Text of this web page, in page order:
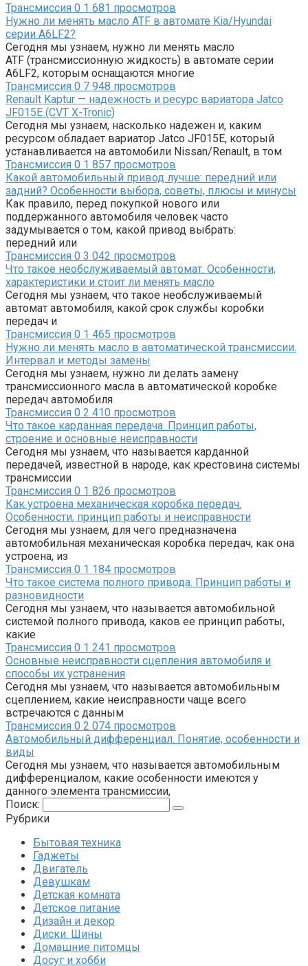
Трансмиссия 0 1 681 просмотров
Нужно ли менять масло ATF в автомате Kia/Hyundai
серии A6LF2?
Сегодня мы узнаем, нужно ли менять масло
ATF (трансмиссионную жидкость) в автомате серии
A6LF2, которым оснащаются многие
Трансмиссия 0 7 948 просмотров
Renault Kaptur — надежность и ресурс вариатора Jatco
JF015E (CVT X-Tronic)
Сегодня мы узнаем, насколько надежен и, каким
ресурсом обладает вариатор Jatco JF015E, который
устанавливается на автомобили Nissan/Renault, в том
Трансмиссия 0 1 857 просмотров
Какой автомобильный привод лучше: передний или
задний? Особенности выбора, советы, плюсы и минусы
Как правило, перед покупкой нового или
поддержанного автомобиля человек часто
задумывается о том, какой привод выбрать:
передний или
Трансмиссия 0 3 042 просмотров
Что такое необслуживаемый автомат. Особенности,
характеристики и стоит ли менять масло
Сегодня мы узнаем, что такое необслуживаемый
автомат автомобиля, какой срок службы коробки
передач и
Трансмиссия 0 1 465 просмотров
Нужно ли менять масло в автоматической трансмиссии.
Интервал и методы замены
Сегодня мы узнаем, нужно ли делать замену
трансмиссионного масла в автоматической коробке
передач автомобиля
Трансмиссия 0 2 410 просмотров
Что такое карданная передача. Принцип работы,
строение и основные неисправности
Сегодня мы узнаем, что называется карданной
передачей, известной в народе, как крестовина системы
трансмиссии
Трансмиссия 0 1 826 просмотров
Как устроена механическая коробка передач.
Особенности, принцип работы и неисправности
Сегодня мы узнаем, для чего предназначена
автомобильная механическая коробка передач, как она
устроена, из
Трансмиссия 0 1 184 просмотров
Что такое система полного привода. Принцип работы и
разновидности
Сегодня мы узнаем, что называется автомобильной
системой полного привода, каков ее принцип работы,
какие
Трансмиссия 0 1 241 просмотров
Основные неисправности сцепления автомобиля и
способы их устранения
Сегодня мы узнаем, что называется автомобильным
сцеплением, какие неисправности чаще всего
встречаются с данным
Трансмиссия 0 2 074 просмотров
Автомобильный дифференциал. Понятие, особенности и
виды
Сегодня мы узнаем, что называется автомобильным
дифференциалом, какие особенности имеются у
данного элемента трансмиссии,
Поиск:
Рубрики
Бытовая техника
Гаджеты
Двигатель
Девушкам
Детская комната
Детское питание
Дизайн и декор
Диски. Шины
Домашние питомцы
Досуг и хобби